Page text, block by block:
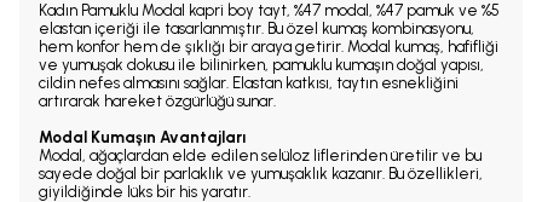
Kadın Pamuklu Modal kapri boy tayt, %47 modal, %47 pamuk ve %5
elastan içeriği ile tasarlanmıştır. Bu özel kumaş kombinasyonu,
hem konfor hem de şıklığı bir araya getirir. Modal kumaş, hafifliği
ve yumuşak dokusu ile bilinirken, pamuklu kumaşın doğal yapısı,
cildin nefes almasını sağlar. Elastan katkısı, taytın esnekliğini
artırarak hareket özgürlüğü sunar.
Modal Kumaşın Avantajları
Modal, ağaçlardan elde edilen selüloz liflerinden üretilir ve bu
sayede doğal bir parlaklık ve yumuşaklık kazanır. Bu özellikleri,
giyildiğinde lüks bir his yaratır.